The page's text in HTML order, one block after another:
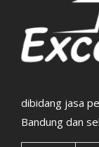
dibidang jasa
Bandung dan